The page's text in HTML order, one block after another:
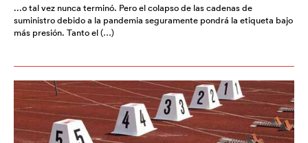
...o tal vez nunca terminó. Pero el colapso de las cadenas de
suministro debido a la pandemia seguramente pondrá la etiqueta bajo
más presión. Tanto el (…)